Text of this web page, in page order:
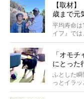
【取材
歳まで元
#38とき
平均寿命は
イフ』で
意を込めて
ォーカス
だと思うこ
回登場し
ら食が細
「オモ
にとった
ふとした瞬
っとイラ
いように